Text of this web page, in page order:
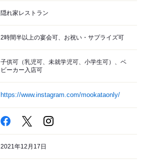
隠れ家レストラン
2時間半以上の宴会可、お祝い・サプライズ可
子供可（乳児可、未就学児可、小学生可）、ベ
ビーカー入店可
https://www.instagram.com/mookataonly/
2021年12月17日